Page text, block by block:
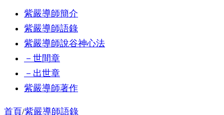
紫嚴導師簡介
紫嚴導師語錄
紫嚴導師說谷神心法
－世間章
－出世章
紫嚴導師著作
首頁/紫嚴導師語錄